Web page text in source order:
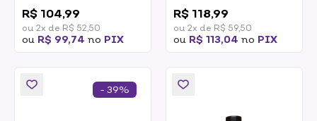
R$ 104,99
ou 2x de R$ 52,50
ou R$ 99,74 no PIX
R$ 118,99
ou 2x de R$ 59,50
ou R$ 113,04 no PIX
- 39%